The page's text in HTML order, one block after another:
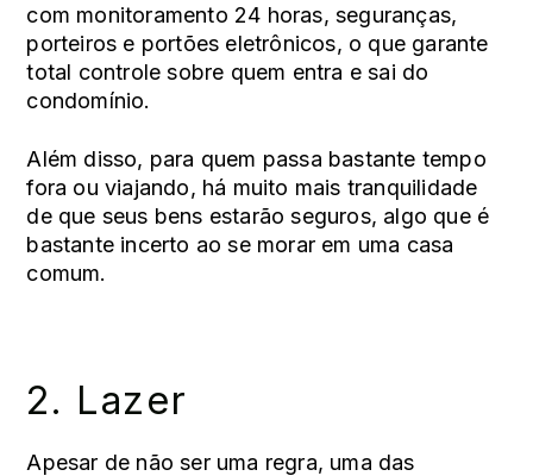
com monitoramento 24 horas, seguranças,
porteiros e portões eletrônicos, o que garante
total controle sobre quem entra e sai do
condomínio.
Além disso, para quem passa bastante tempo
fora ou viajando, há muito mais tranquilidade
de que seus bens estarão seguros, algo que é
bastante incerto ao se morar em uma casa
comum.
2. Lazer
Apesar de não ser uma regra, uma das